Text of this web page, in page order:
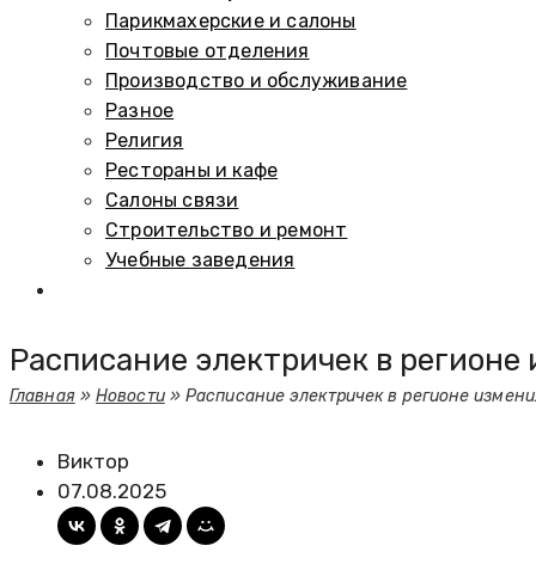
Парикмахерские и салоны
Почтовые отделения
Производство и обслуживание
Разное
Религия
Рестораны и кафе
Салоны связи
Строительство и ремонт
Учебные заведения
Расписание электричек в
Главная»Новости»Расписание электричек в регионе
Виктор
07.08.2025